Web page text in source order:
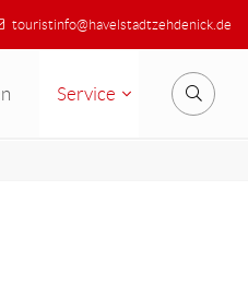
touristinfo@havelstadtzehdenick.de
Service Suche